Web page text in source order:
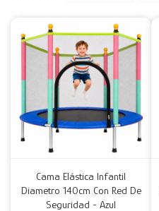
Cama Elástica Infantil
Diametro 140cm Con Red De
Seguridad - Azul
Mesas
Calefactores
Acolchados y Frazadas
Fundas
Decoración
Accesorios para el hogar
Accesorios
Muebles Infantiles